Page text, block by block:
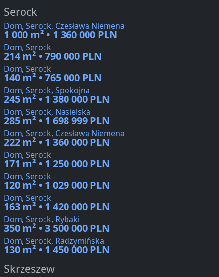
Serock
Dom, Serock, Czesława Niemena
1 000 m² • 1 360 000 PLN
Dom, Serock
214 m² • 790 000 PLN
Dom, Serock
140 m² • 765 000 PLN
Dom, Serock, Spokojna
245 m² • 1 380 000 PLN
Dom, Serock, Nasielska
285 m² • 1 698 999 PLN
Dom, Serock, Czesława Niemena
222 m² • 1 360 000 PLN
Dom, Serock
171 m² • 1 250 000 PLN
Dom, Serock
120 m² • 1 029 000 PLN
Dom, Serock
163 m² • 1 420 000 PLN
Dom, Serock, Rybaki
350 m² • 3 500 000 PLN
Dom, Serock, Radzymińska
130 m² • 1 450 000 PLN
Skrzeszew